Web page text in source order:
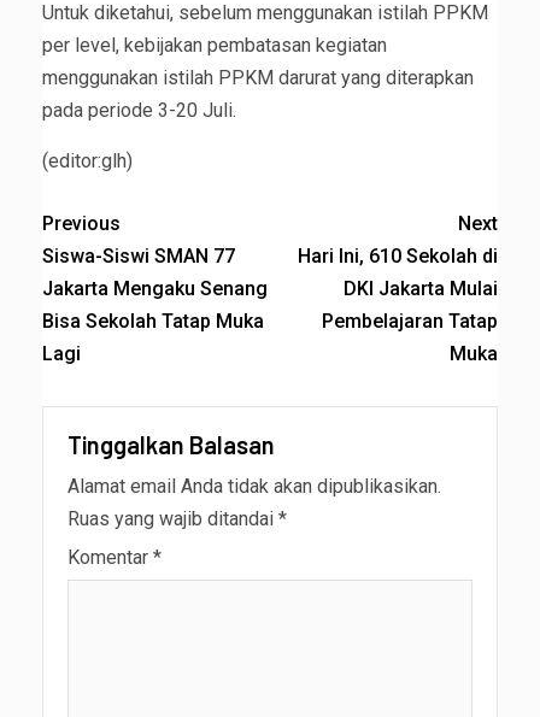
Untuk diketahui, sebelum menggunakan istilah PPKM
per level, kebijakan pembatasan kegiatan
menggunakan istilah PPKM darurat yang diterapkan
pada periode 3-20 Juli.
(editor:glh)
Previous
Siswa-Siswi SMAN 77
Jakarta Mengaku Senang
Bisa Sekolah Tatap Muka
Lagi
Next
Hari Ini, 610 Sekolah di
DKI Jakarta Mulai
Pembelajaran Tatap
Muka
Tinggalkan Balasan
Alamat email Anda tidak akan dipublikasikan.
Ruas yang wajib ditandai *
Komentar *